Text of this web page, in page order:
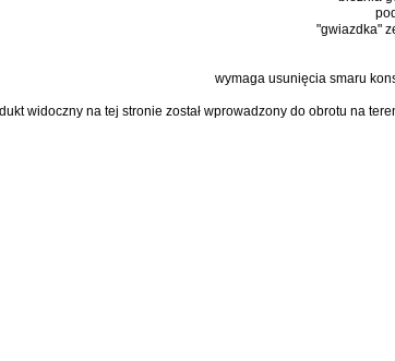
"gwiazdka"
wymaga usunięcia smaru
widoczny na tej stronie został wprowadzony do obrotu na